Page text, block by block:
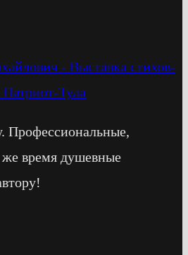
- Выставка стихов-
Тула
Профессиональные,
же время душевные